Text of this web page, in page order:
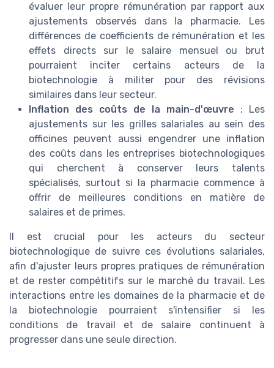
évaluer leur propre rémunération par rapport aux
ajustements observés dans la pharmacie. Les
différences de coefficients de rémunération et les
effets directs sur le salaire mensuel ou brut
pourraient inciter certains acteurs de la
biotechnologie à militer pour des révisions
similaires dans leur secteur.
Inflation des coûts de la main-d'œuvre : Les
ajustements sur les grilles salariales au sein des
officines peuvent aussi engendrer une inflation
des coûts dans les entreprises biotechnologiques
qui cherchent à conserver leurs talents
spécialisés, surtout si la pharmacie commence à
offrir de meilleures conditions en matière de
salaires et de primes.
Il est crucial pour les acteurs du secteur
biotechnologique de suivre ces évolutions salariales,
afin d'ajuster leurs propres pratiques de rémunération
et de rester compétitifs sur le marché du travail. Les
interactions entre les domaines de la pharmacie et de
la biotechnologie pourraient s'intensifier si les
conditions de travail et de salaire continuent à
progresser dans une seule direction.